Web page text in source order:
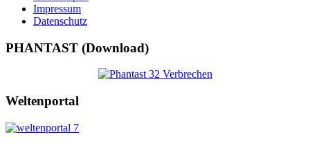
Impressum
Datenschutz
PHANTAST (Download)
Weltenportal